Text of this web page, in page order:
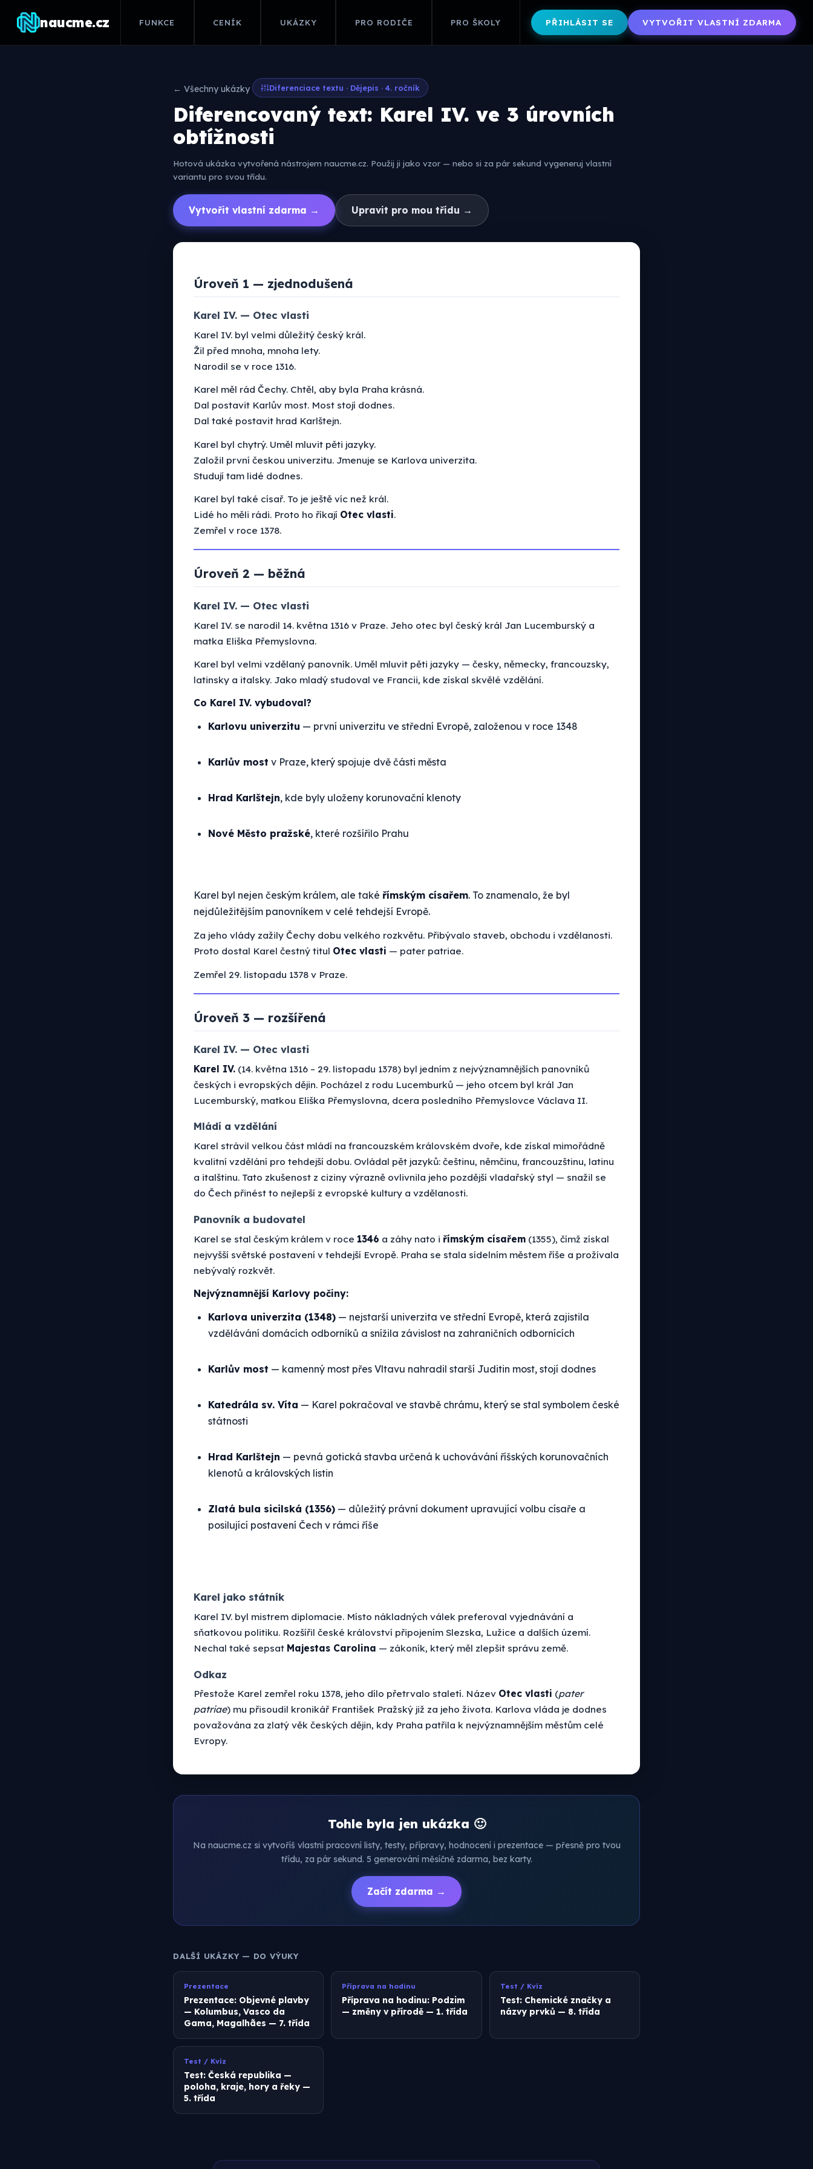
naucme.cz FUNKCE CENÍK UKÁZKY PRO RODIČE PRO ŠKOLY PŘIHLÁSIT SE VYTVOŘIT VLASTNÍ ZDARMA
← Všechny ukázky Diferenciace textu · Dějepis · 4. ročník
Diferencovaný text: Karel IV. ve 3 úrovních
obtížnosti
Hotová ukázka vytvořená nástrojem naucme.cz. Použij ji jako vzor — nebo si za pár sekund vygeneruj vlastní
variantu pro svou třídu.
Vytvořit vlastní zdarma → Upravit pro mou třídu →
Úroveň 1 — zjednodušená
Karel IV. — Otec vlasti
Karel IV. byl velmi důležitý český král.
Žil před mnoha, mnoha lety.
Narodil se v roce 1316.
Karel měl rád Čechy. Chtěl, aby byla Praha krásná.
Dal postavit Karlův most. Most stojí dodnes.
Dal také postavit hrad Karlštejn.
Karel byl chytrý. Uměl mluvit pěti jazyky.
Založil první českou univerzitu. Jmenuje se Karlova univerzita.
Studují tam lidé dodnes.
Karel byl také císař. To je ještě víc než král.
Lidé ho měli rádi. Proto ho říkají Otec vlasti.
Zemřel v roce 1378.
Úroveň 2 — běžná
Karel IV. — Otec vlasti
Karel IV. se narodil 14. května 1316 v Praze. Jeho otec byl český král Jan Lucemburský a
matka Eliška Přemyslovna.
Karel byl velmi vzdělaný panovník. Uměl mluvit pěti jazyky — česky, německy, francouzsky,
latinsky a italsky. Jako mladý studoval ve Francii, kde získal skvělé vzdělání.
Co Karel IV. vybudoval?
Karlovu univerzitu — první univerzitu ve střední Evropě, založenou v roce 1348
Karlův most v Praze, který spojuje dvě části města
Hrad Karlštejn, kde byly uloženy korunovační klenoty
Nové Město pražské, které rozšířilo Prahu
Karel byl nejen českým králem, ale také římským císařem. To znamenalo, že byl
nejdůležitějším panovníkem v celé tehdejší Evropě.
Za jeho vlády zažily Čechy dobu velkého rozkvětu. Přibývalo staveb, obchodu i vzdělanosti.
Proto dostal Karel čestný titul Otec vlasti — pater patriae.
Zemřel 29. listopadu 1378 v Praze.
Úroveň 3 — rozšířená
Karel IV. — Otec vlasti
Karel IV. (14. května 1316 – 29. listopadu 1378) byl jedním z nejvýznamnějších panovníků
českých i evropských dějin. Pocházel z rodu Lucemburků — jeho otcem byl král Jan
Lucemburský, matkou Eliška Přemyslovna, dcera posledního Přemyslovce Václava II.
Mládí a vzdělání
Karel strávil velkou část mládí na francouzském královském dvoře, kde získal mimořádně
kvalitní vzdělání pro tehdejší dobu. Ovládal pět jazyků: češtinu, němčinu, francouzštinu, latinu
a italštinu. Tato zkušenost z ciziny výrazně ovlivnila jeho pozdější vladařský styl — snažil se
do Čech přinést to nejlepší z evropské kultury a vzdělanosti.
Panovník a budovatel
Karel se stal českým králem v roce 1346 a záhy nato i římským císařem (1355), čímž získal
nejvyšší světské postavení v tehdejší Evropě. Praha se stala sídelním městem říše a prožívala
nebývalý rozkvět.
Nejvýznamnější Karlovy počiny:
Karlova univerzita (1348) — nejstarší univerzita ve střední Evropě, která zajistila
vzdělávání domácích odborníků a snížila závislost na zahraničních odbornících
Karlův most — kamenný most přes Vltavu nahradil starší Juditin most, stojí dodnes
Katedrála sv. Víta — Karel pokračoval ve stavbě chrámu, který se stal symbolem české
státnosti
Hrad Karlštejn — pevná gotická stavba určená k uchovávání říšských korunovačních
klenotů a královských listin
Zlatá bula sicilská (1356) — důležitý právní dokument upravující volbu císaře a
posilující postavení Čech v rámci říše
Karel jako státník
Karel IV. byl mistrem diplomacie. Místo nákladných válek preferoval vyjednávání a
sňatkovou politiku. Rozšířil české království připojením Slezska, Lužice a dalších území.
Nechal také sepsat Majestas Carolina — zákoník, který měl zlepšit správu země.
Odkaz
Přestože Karel zemřel roku 1378, jeho dílo přetrvalo staletí. Název Otec vlasti (pater
patriae) mu přisoudil kronikář František Pražský již za jeho života. Karlova vláda je dodnes
považována za zlatý věk českých dějin, kdy Praha patřila k nejvýznamnějším městům celé
Evropy.
Tohle byla jen ukázka 🙂
Na naucme.cz si vytvoříš vlastní pracovní listy, testy, přípravy, hodnocení i prezentace — přesně pro tvou
třídu, za pár sekund. 5 generování měsíčně zdarma, bez karty.
Začít zdarma →
DALŠÍ UKÁZKY — DO VÝUKY
Prezentace
Prezentace: Objevné plavby
— Kolumbus, Vasco da
Gama, Magalhães — 7. třída
Příprava na hodinu
Příprava na hodinu: Podzim
— změny v přírodě — 1. třída
Test / Kvíz
Test: Chemické značky a
názvy prvků — 8. třída
Test / Kvíz
Test: Česká republika —
poloha, kraje, hory a řeky —
5. třída